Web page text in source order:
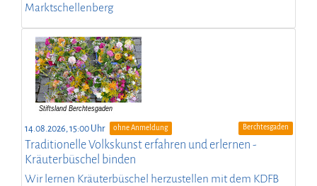
Marktschellenberg
14.08.2026, 15:00 Uhr ohne Anmeldung Berchtesgaden
Traditionelle Volkskunst erfahren und erlernen -
Kräuterbüschel binden
Wir lernen Kräuterbüschel herzustellen mit dem KDFB